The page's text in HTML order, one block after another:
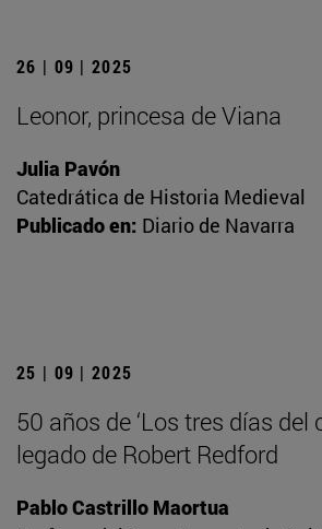
26 | 09 | 2025
Leonor, princesa de Viana
Julia Pavón
Catedrática de Historia Medieval
Publicado en: Diario de Navarra
25 | 09 | 2025
50 años de ‘Los tres días del
legado de Robert Redford
Pablo Castrillo Maortua